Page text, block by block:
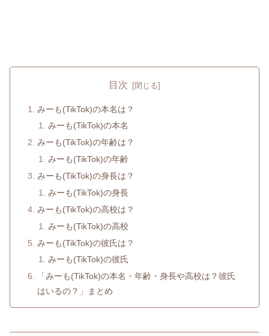
目次
みーも(TikTok)の本名は？
みーも(TikTok)の本名
みーも(TikTok)の年齢は？
みーも(TikTok)の年齢
みーも(TikTok)の身長は？
みーも(TikTok)の身長
みーも(TikTok)の高校は？
みーも(TikTok)の高校
みーも(TikTok)の彼氏は？
みーも(TikTok)の彼氏
「みーも(TikTok)の本名・年齢・身長や高校は？彼氏
はいるの？」まとめ